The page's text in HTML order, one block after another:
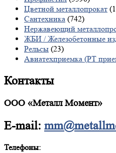
Цветной металлопрокат
Сантехника (742)
Нержавеющий
ЖБИ / Железобетонные
Рельсы (23)
Авиатехприемка (РТ
Контакты
ООО «Металл Момент»
E-mail:
Телефоны: